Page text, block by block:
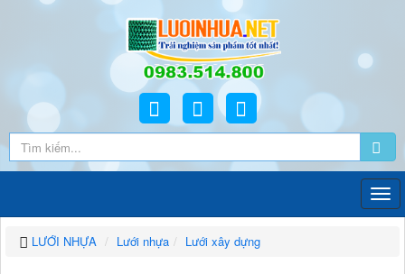
LƯỚI NHỰA Lưới nhựa Lưới xây dựng